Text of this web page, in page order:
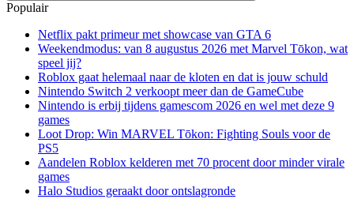
Populair
Netflix pakt primeur met showcase van GTA 6
Weekendmodus: van 8 augustus 2026 met Marvel Tōkon, wat
speel jij?
Roblox gaat helemaal naar de kloten en dat is jouw schuld
Nintendo Switch 2 verkoopt meer dan de GameCube
Nintendo is erbij tijdens gamescom 2026 en wel met deze 9
games
Loot Drop: Win MARVEL Tōkon: Fighting Souls voor de
PS5
Aandelen Roblox kelderen met 70 procent door minder virale
games
Halo Studios geraakt door ontslagronde